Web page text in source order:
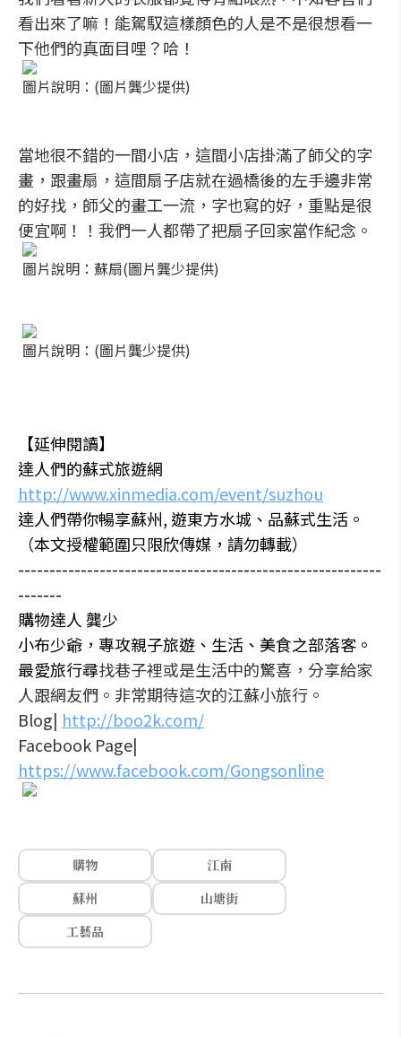
看出來了嘛！能駕馭這樣顏色的人是不是很想看一
下他們的真面目哩？哈！
圖片說明：(圖片龔少提供)
當地很不錯的一間小店，這間小店掛滿了師父的字
畫，跟畫扇，這間扇子店就在過橋後的左手邊非常
的好找，師父的畫工一流，字也寫的好，重點是很
便宜啊！！我們一人都帶了把扇子回家當作紀念。
圖片說明：蘇扇(圖片龔少提供)
圖片說明：(圖片龔少提供)
【延伸閱讀】
達人們的蘇式旅遊網
http://www.xinmedia.com/event/suzhou
達人們帶你暢享蘇州, 遊東方水城、品蘇式生活。
（本文授權範圍只限欣傳媒，請勿轉載）
----------------------------------------------------------
-------
購物達人 龔少
小布少爺，專攻親子旅遊、生活、美食之部落客。
最愛旅行尋找巷子裡或是生活中的驚喜，分享給家
人跟網友們。非常期待這次的江蘇小旅行。
Blog| http://boo2k.com/
Facebook Page|
https://www.facebook.com/Gongsonline
購物
江南
蘇州
山塘街
工藝品